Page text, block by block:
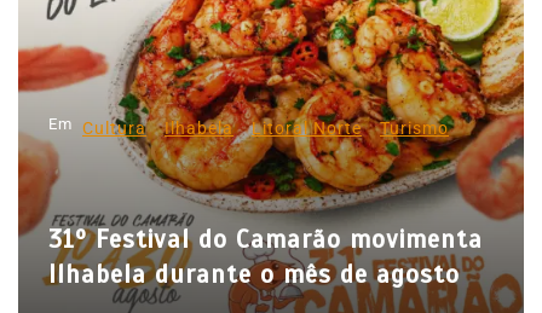
o
d
e
P
s
Em Cultura Ilhabela Litoral Norte Turismo
31º Festival do Camarão movimenta
Ilhabela durante o mês de agosto